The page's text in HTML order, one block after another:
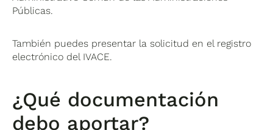
Públicas.
También puedes presentar la solicitud en el registro
electrónico del IVACE.
¿Qué documentación
debo aportar?